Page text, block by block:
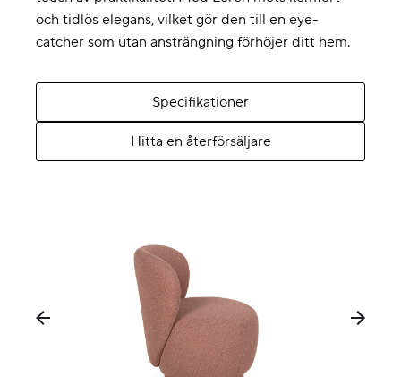
och tidlös elegans, vilket gör den till en eye-
catcher som utan ansträngning förhöjer ditt hem.
Specifikationer
Hitta en återförsäljare